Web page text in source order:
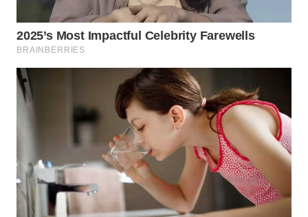
CIANJUR
WN
TANGERANG
WN
BINJAI
WN